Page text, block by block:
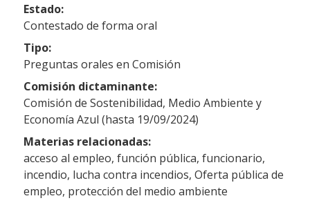
Estado:
Contestado de forma oral
Tipo:
Preguntas orales en Comisión
Comisión dictaminante:
Comisión de Sostenibilidad, Medio Ambiente y
Economía Azul (hasta 19/09/2024)
Materias relacionadas:
acceso al empleo, función pública, funcionario,
incendio, lucha contra incendios, Oferta pública de
empleo, protección del medio ambiente